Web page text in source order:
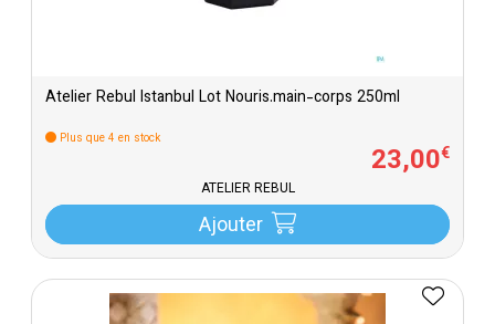
Atelier Rebul Istanbul Lot Nouris.main-corps 250ml
Plus que 4 en stock
23,00€
ATELIER REBUL
Ajouter